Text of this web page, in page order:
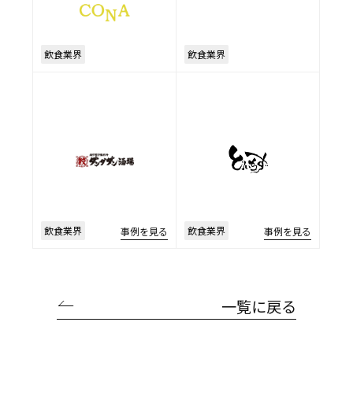
飲食業界 飲食業界
飲食業界 事例を見る 飲食業界 事例を見る
一覧に戻る